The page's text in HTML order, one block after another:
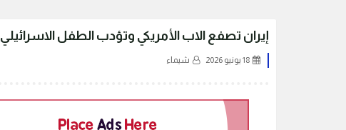
إيران تصفع الاب الأمريكي وتؤدب الطفل الاسرائيلي
18 يونيو 2026 شيماء